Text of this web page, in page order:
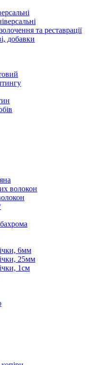
та реставрації
добавки
волокон
6мм
25мм
1см